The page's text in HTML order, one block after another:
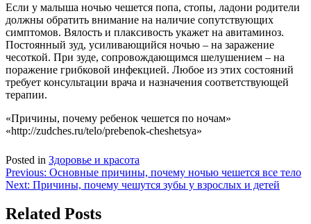
Если у малыша ночью чешется попа, стопы, ладони родители
должны обратить внимание на наличие сопутствующих
симптомов. Вялость и плаксивость укажет на авитаминоз.
Постоянный зуд, усиливающийся ночью – на заражение
чесоткой. При зуде, сопровождающимся шелушением – на
поражение грибковой инфекцией. Любое из этих состояний
требует консультации врача и назначения соответствующей
терапии.
«Причины, почему ребенок чешется по ночам»
«http://zudches.ru/telo/prebenok-cheshetsya»
Posted in Здоровье и красота
Навигация
по
записям
Previous: Основные причины, почему ночью чешется все тело
Next: Причины, почему чешутся зубы у взрослых и детей
Related Posts